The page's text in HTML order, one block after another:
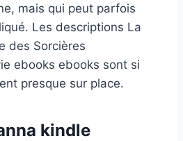
mais qui peut parfois
Les descriptions La
des Sorcières
ebooks ebooks sont si
presque sur place.
kindle